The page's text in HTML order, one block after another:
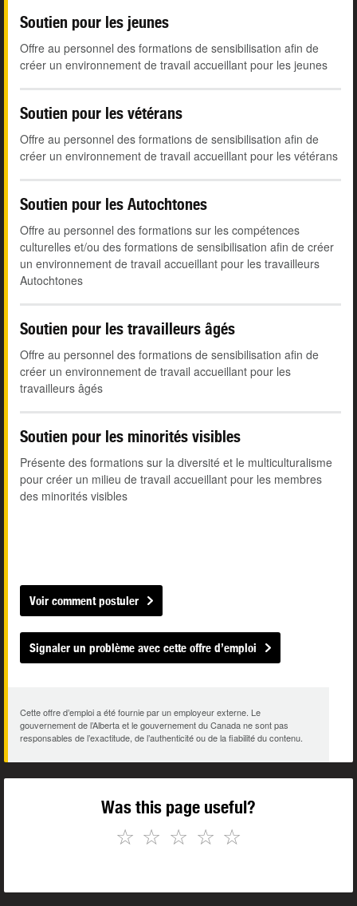
Soutien pour les jeunes
Offre au personnel des formations de sensibilisation afin de
créer un environnement de travail accueillant pour les jeunes
Soutien pour les vétérans
Offre au personnel des formations de sensibilisation afin de
créer un environnement de travail accueillant pour les vétérans
Soutien pour les Autochtones
Offre au personnel des formations sur les compétences
culturelles et/ou des formations de sensibilisation afin de créer
un environnement de travail accueillant pour les travailleurs
Autochtones
Soutien pour les travailleurs âgés
Offre au personnel des formations de sensibilisation afin de
créer un environnement de travail accueillant pour les
travailleurs âgés
Soutien pour les minorités visibles
Présente des formations sur la diversité et le multiculturalisme
pour créer un milieu de travail accueillant pour les membres
des minorités visibles
Voir comment postuler
Signaler un problème avec cette offre d’emploi
Cette offre d’emploi a été fournie par un employeur externe. Le
gouvernement de l’Alberta et le gouvernement du Canada ne sont pas
responsables de l’exactitude, de l’authenticité ou de la fiabilité du contenu.
Was this page useful?
☆
☆
☆
☆
☆